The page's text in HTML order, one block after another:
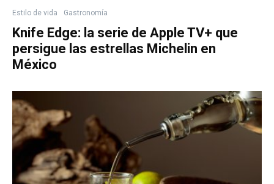
Estilo de vida Gastronomía
Knife Edge: la serie de Apple TV+ que
persigue las estrellas Michelin en
México